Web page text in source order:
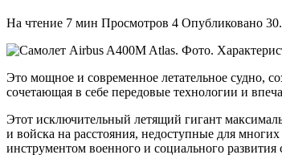
На чтение 7 мин Просмотров 4 Опубликовано
Это мощное и современное летательное судно,
сочетающая в себе передовые технологии и
Этот исключительный летящий гигант
и войска на расстояния, недоступные для
инструментом военного и социального развития